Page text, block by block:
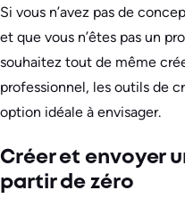
Si vous n’avez pas de
et que vous n’êtes pas un
souhaitez tout de même
professionnel, les outils de
option idéale à envisager.
Créer et envoyer
partir de zéro